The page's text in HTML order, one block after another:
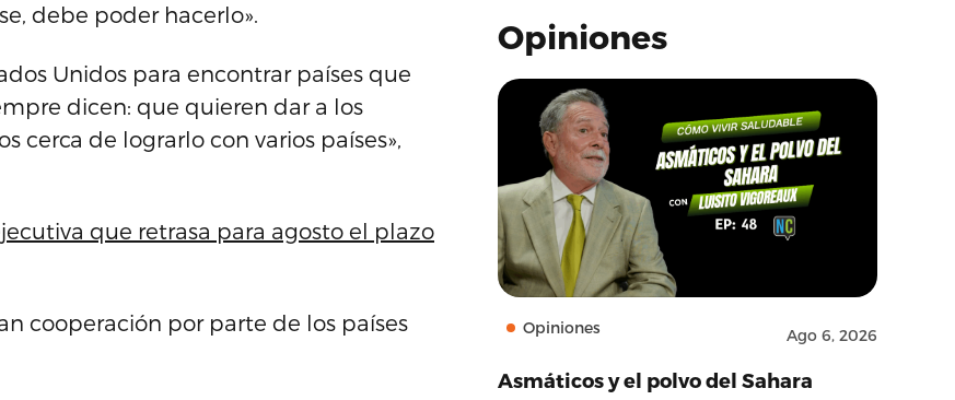
debe poder hacerlo».
Unidos para encontrar países que
dicen: que quieren dar a los
cerca de lograrlo con varios países»,
que retrasa para agosto el plazo
cooperación por parte de los países
Opiniones
Opiniones Ago 6, 2026
Asmáticos y el polvo del Sahara